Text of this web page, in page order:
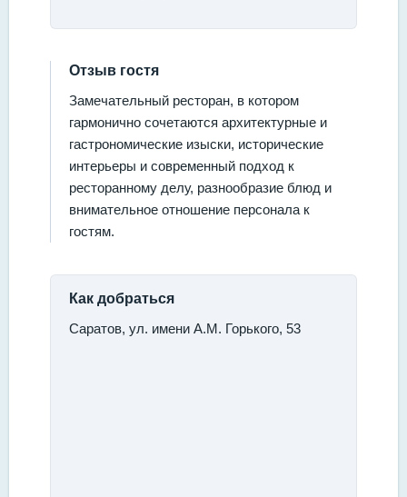
Отзыв гостя
Замечательный ресторан, в котором
гармонично сочетаются архитектурные и
гастрономические изыски, исторические
интерьеры и современный подход к
ресторанному делу, разнообразие блюд и
внимательное отношение персонала к
гостям.
Как добраться
Саратов, ул. имени А.М. Горького, 53